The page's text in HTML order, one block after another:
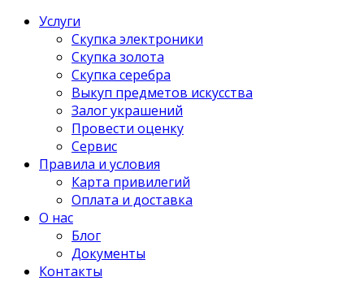
Услуги
Скупка электроники
Скупка золота
Скупка серебра
Выкуп предметов искусства
Залог украшений
Провести оценку
Сервис
Правила и условия
Карта привилегий
Оплата и доставка
О нас
Блог
Документы
Контакты